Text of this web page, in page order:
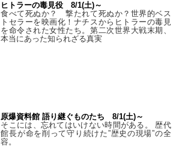
ヒトラーの毒見役 8/1(土)～
食べて死ぬか？ 撃たれて死ぬか？世界的ベス
トセラーを映画化！ナチスからヒトラーの毒見
を命令された女性たち。第二次世界大戦末期、
本当にあった知られざる真実
原爆資料館 語り継ぐものたち 8/1(土)～
そこには、忘れてはいけない時間がある。 歴代
館長が命を削って守り続けた”歴史の現場”の全
容。